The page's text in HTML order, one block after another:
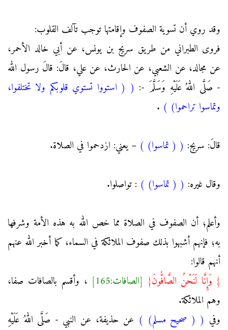
وقد روي أن تسوية الصفوف وإقامتها توجب تآلف القلوب:
فروى الطبراني من طريق سريج بن يونس، عن أبي خالد الأحمر،
عن مجالد، عن الشعبي، عن الحارث، عن علي، قالَ: قالَ رسول الله
- صَلَّى اللهُ عَلَيْهِ وَسَلَّمَ -: ( ( استووا تستوي قلوبكم ولا تختلفوا،
وتماسوا تراحموا) )
.
قالَ: سريج: ( ( تماسوا) ) – يعني: ازدحموا في الصلاة.
وقال غيره: ( ( تماسوا) ) : تواصلوا.
وأعلم؛ أن الصفوف في الصلاة مما خص الله به هذه الأمة وشرفها
به؛ فإنهم أشبهوا بذلك صفوف الملائكة في السماء، كما أخبر الله عنهم
أنهم قالوا:
{ وَإِنَّا لَنَحْنُ الصَّافُّونَ} [الصافات:165]
، وأقسم بالصافات صفا،
وهم الملائكة.
وفي ( ( صحيح مسلم) ) عن حذيفة، عن النبي - صَلَّى اللهُ عَلَيْهِ